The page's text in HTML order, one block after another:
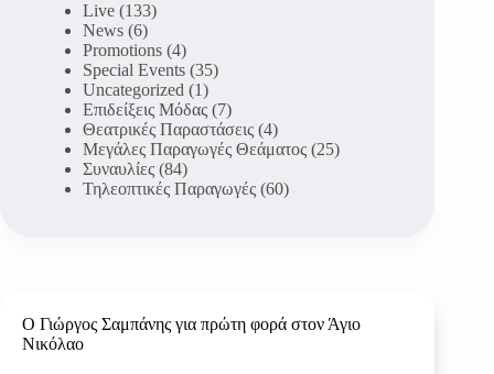
O Γιώργος Σαμπάνης για πρώτη φορά στον Άγιο
Νικόλαο
Live (133)
News (6)
Promotions (4)
Special Events (35)
Uncategorized (1)
Επιδείξεις Μόδας (7)
Θεατρικές Παραστάσεις (4)
Μεγάλες Παραγωγές Θεάματος (25)
Συναυλίες (84)
Τηλεοπτικές Παραγωγές (60)